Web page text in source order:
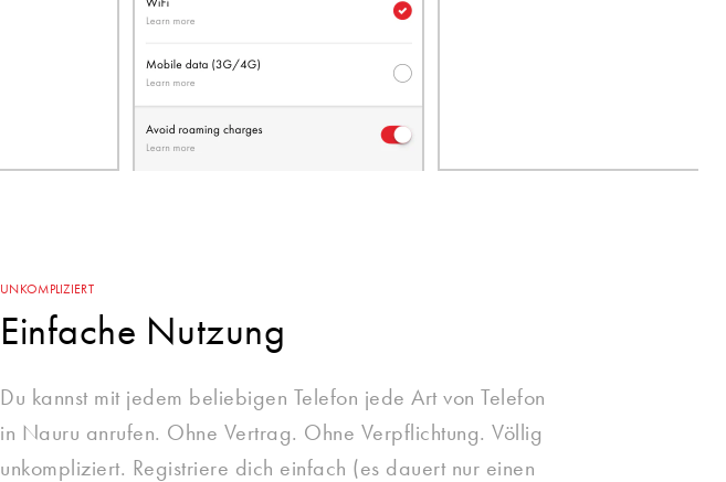
UNKOMPLIZIERT
Einfache Nutzung
Du kannst mit jedem beliebigen Telefon jede Art von Telefon
in Nauru anrufen. Ohne Vertrag. Ohne Verpflichtung. Völlig
unkompliziert. Registriere dich einfach (es dauert nur einen